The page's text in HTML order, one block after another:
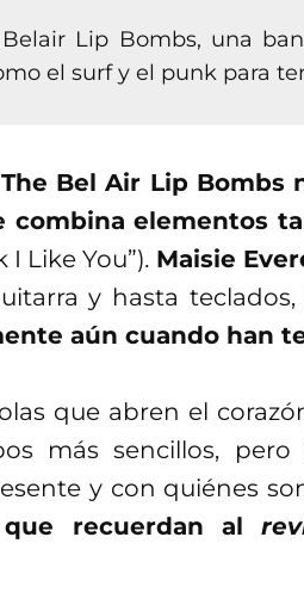
Lip Bombs, una
el surf y el punk para
The Bel Air Lip Bombs
combina elementos
I Like You”). Maisie
y hasta teclados,
aún cuando han
que abren el
más sencillos,
y con quiénes
que recuerdan al